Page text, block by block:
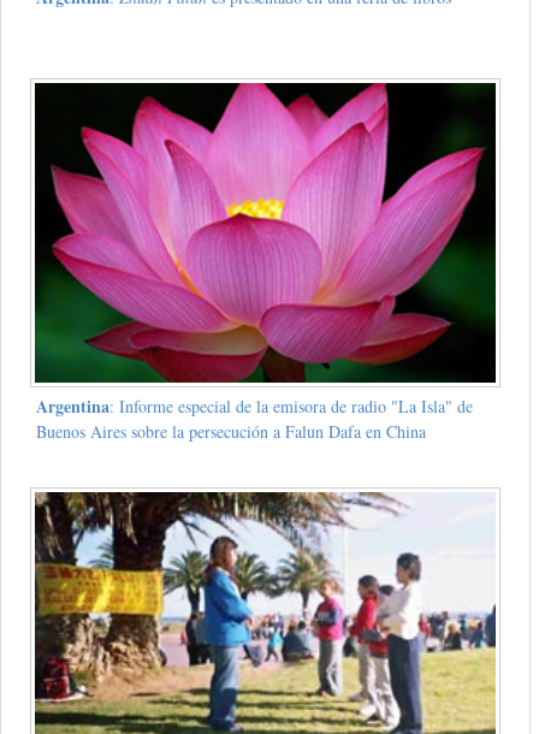
Argentina: Informe especial de la emisora de radio "La Isla" de
Buenos Aires sobre la persecución a Falun Dafa en China